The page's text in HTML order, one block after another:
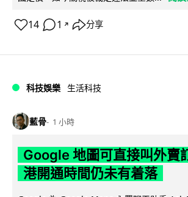
14 1 ↗ 分享
科技娛樂 生活科技
藍骨 1 小時
Google 地圖可直接叫外
港開通時間仍未有着落